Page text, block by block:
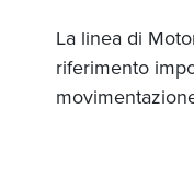
La linea di
riferimento